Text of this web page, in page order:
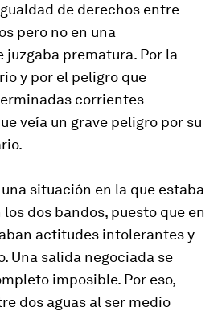
de derechos entre
pero no en una
prematura. Por la
y por el peligro que
corrientes
veía un grave peligro por su
situación en la que estaba
dos bandos, puesto que en
actitudes intolerantes y
Una salida negociada se
imposible. Por eso,
dos aguas al ser medio